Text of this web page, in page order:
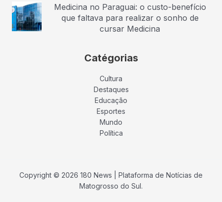
Medicina no Paraguai: o custo-benefício
que faltava para realizar o sonho de
cursar Medicina
Catégorias
Cultura
Destaques
Educação
Esportes
Mundo
Política
Copyright © 2026 180 News | Plataforma de Notícias de
Matogrosso do Sul.